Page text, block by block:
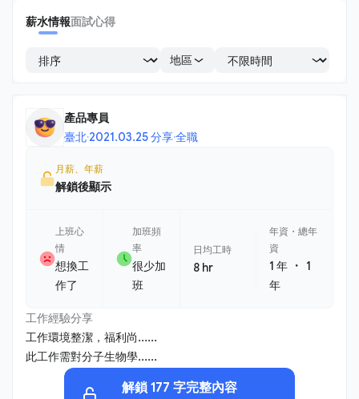
薪水情報面試心得
地區
產品專員
臺北·2021.03.25 分享·全職
月薪、年薪
解鎖後顯示
上班心
情
想換工
作了
加班頻
率
很少加
班
日均工時
8 hr
年資・總年
資
1 年 ・1
年
工作經驗分享
工作環境整潔，福利尚......
此工作需對分子生物學......
解鎖 177 字完整內容